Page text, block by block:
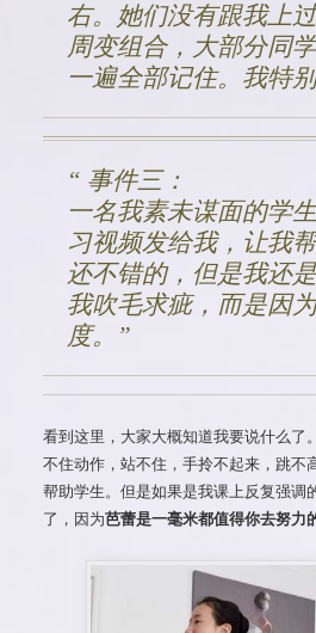
右。她们没有跟我上
周变组合，大部分同
一遍全部记住。我特别
事件三：
一名我素未谋面的学
习视频发给我，让我
还不错的，但是我还
我吹毛求疵，而是因
度。
看到这里，大家大概知道我要说什么了
不住动作，站不住，手拎不起来，跳不
帮助学生。但是如果是我课上反复强调
了，因为芭蕾是一毫米都值得你去努力